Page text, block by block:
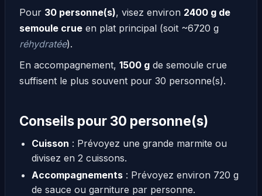
Pour 30 personne(s), visez environ 2400 g de
semoule crue en plat principal (soit ~6720 g
réhydratée).
En accompagnement, 1500 g de semoule crue
suffisent le plus souvent pour 30 personne(s).
Conseils pour 30 personne(s)
Cuisson : Prévoyez une grande marmite ou
divisez en 2 cuissons.
Accompagnements: Prévoyez environ 720 g
de sauce ou garniture par personne.